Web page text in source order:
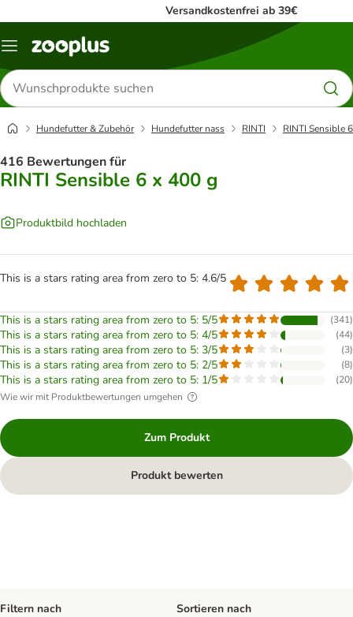
Versandkostenfrei ab 39€
Menü
Produkte
suchen
Hundefutter & Zubehör Hundefutter nass RINTI RINTI Sensible
416 Bewertungen für
RINTI Sensible 6 x 400 g
Produktbild hochladen
This is a stars rating area from zero to 5: 4.6/5
This is a stars rating area from zero to 5: 5/5 (341)
This is a stars rating area from zero to 5: 4/5 (44)
This is a stars rating area from zero to 5: 3/5 (3)
This is a stars rating area from zero to 5: 2/5 (8)
This is a stars rating area from zero to 5: 1/5 (20)
Wie wir mit Produktbewertungen umgehen
Zum Produkt
Produkt bewerten
Filtern nach Sortieren nach